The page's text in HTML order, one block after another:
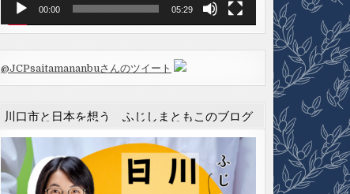
00:00 05:29
@JCPsaitamananbuさんのツイート
川口市と日本を想う ふじしまともこのブログ